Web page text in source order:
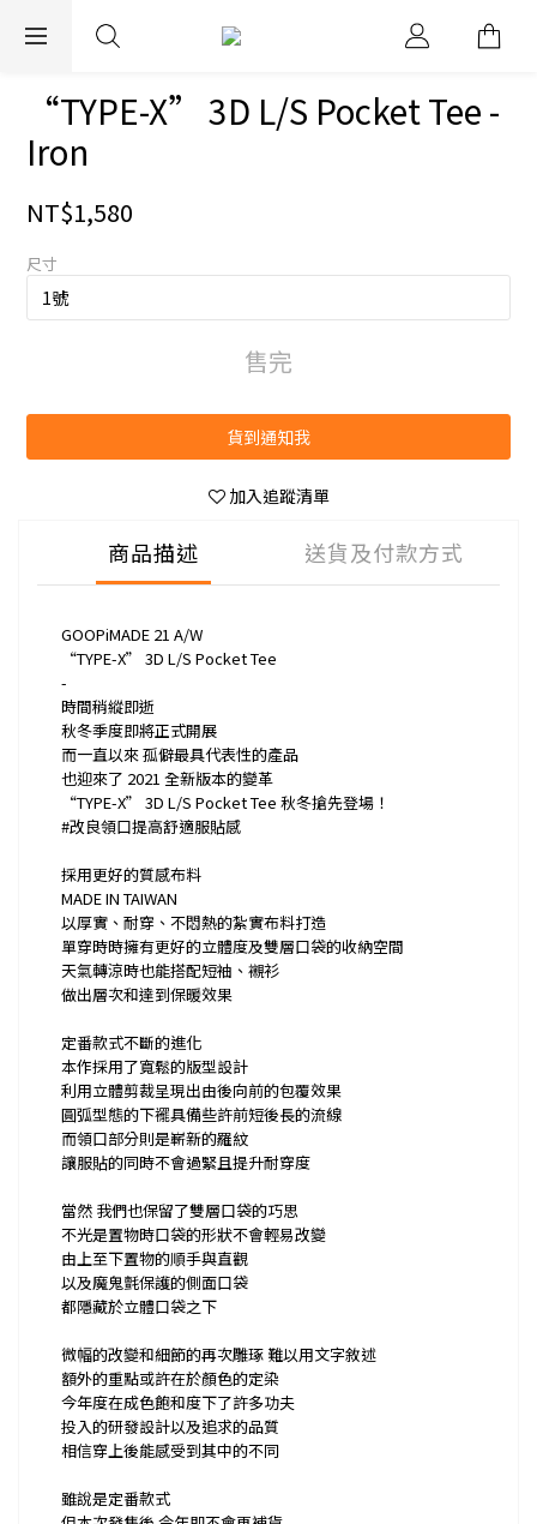
EXPRESS WORLDWIDE SHIPPING
“TYPE-X” 3D L/S Pocket Tee -
Iron
NT$1,580
尺寸
售完
貨到通知我
加入追蹤清單
商品描述 送貨及付款方式
GOOPiMADE 21 A/W
“TYPE-X” 3D L/S Pocket Tee
-
時間稍縱即逝
秋冬季度即將正式開展
而一直以來 孤僻最具代表性的產品
也迎來了 2021 全新版本的變革
“TYPE-X” 3D L/S Pocket Tee 秋冬搶先登場！
#改良領口提高舒適服貼感
採用更好的質感布料
MADE IN TAIWAN
以厚實、耐穿、不悶熱的紮實布料打造
單穿時時擁有更好的立體度及雙層口袋的收納空間
天氣轉涼時也能搭配短袖、襯衫
做出層次和達到保暖效果
定番款式不斷的進化
本作採用了寬鬆的版型設計
利用立體剪裁呈現出由後向前的包覆效果
圓弧型態的下襬具備些許前短後長的流線
而領口部分則是嶄新的羅紋
讓服貼的同時不會過緊且提升耐穿度
當然 我們也保留了雙層口袋的巧思
不光是置物時口袋的形狀不會輕易改變
由上至下置物的順手與直觀
以及魔鬼氈保護的側面口袋
都隱藏於立體口袋之下
微幅的改變和細節的再次雕琢 難以用文字敘述
額外的重點或許在於顏色的定染
今年度在成色飽和度下了許多功夫
投入的研發設計以及追求的品質
相信穿上後能感受到其中的不同
雖說是定番款式